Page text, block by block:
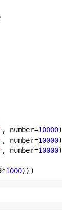
, number=10000)
, number=10000)
, number=10000)
1000)))